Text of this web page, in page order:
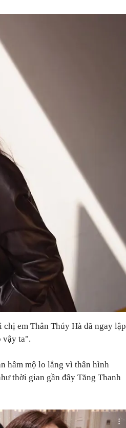
em Thân Thúy Hà đã ngay lập
vậy ta".
hâm mộ lo lắng vì thân hình
thời gian gần đây Tăng Thanh